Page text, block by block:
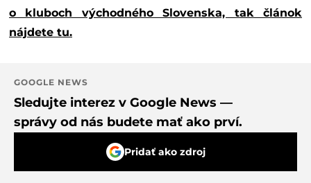
o kluboch východného Slovenska, tak článok
nájdete tu.
GOOGLE NEWS
Sledujte interez v Google News —
správy od nás budete mať ako prví.
Pridať ako zdroj